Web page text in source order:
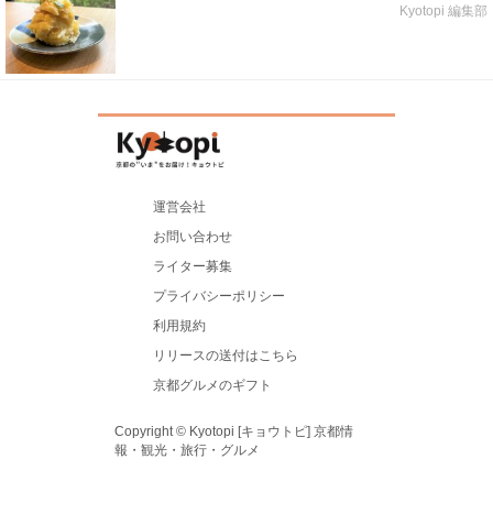
Kyotopi 編集部
運営会社
お問い合わせ
ライター募集
プライバシーポリシー
利用規約
リリースの送付はこちら
京都グルメのギフト
Copyright © Kyotopi [キョウトピ] 京都情
報・観光・旅行・グルメ